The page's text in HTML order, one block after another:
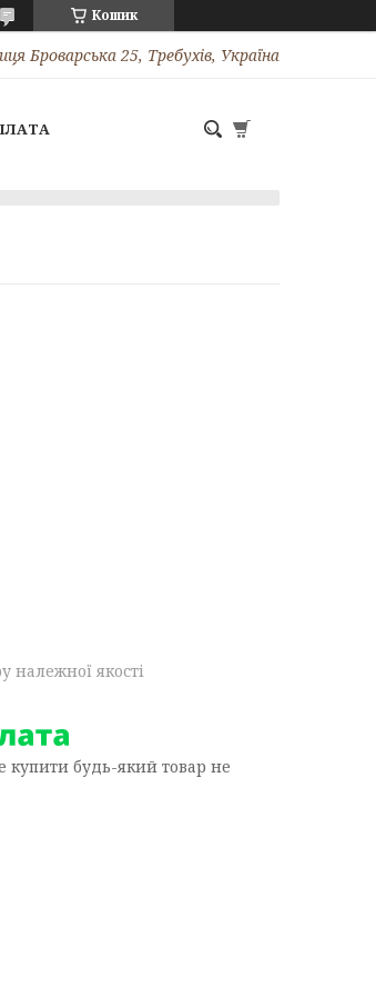
Кошик
Броварська 25, Требухів, Україна
належної якості
купити будь-який товар не